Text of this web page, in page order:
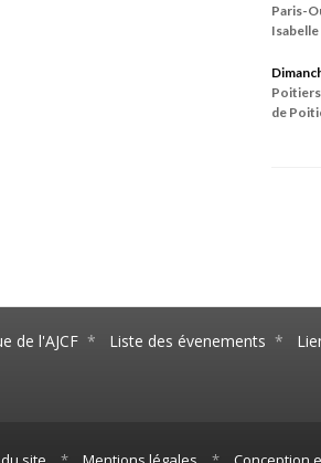
Paris-
de
de l'AJCF * Liste des évenements *